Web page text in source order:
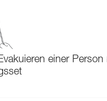
einer Person